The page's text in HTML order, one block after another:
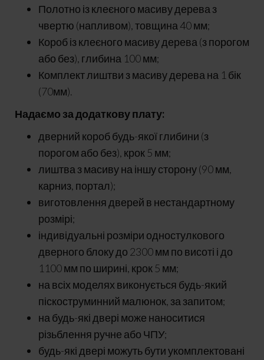
Полотно із клеєного масиву дерева з
чвертю (напливом), товщина 40 мм;
Короб із клеєного масиву дерева (з порогом
або без), глибина 100 мм;
Комплект лиштви з масиву дерева на 1 бік
(70мм).
Надаємо за додаткову плату:
дверний короб будь-якої глибини (з
порогом або без), крок 5 мм;
лиштва з масиву на іншу сторону (90 мм,
карниз, портал);
виготовлення дверей в нестандартному
розмірі;
індивідуальні розміри одностулкового
дверного блоку до 2300 мм по висоті і до
1100 мм по ширині, крок 5 мм;
на всіх моделях виконується будь-який
піскоструминний малюнок, за запитом;
на будь-які двері може наноситися
різьблення ручне або ЧПУ;
будь-які двері можуть бути укомплектовані